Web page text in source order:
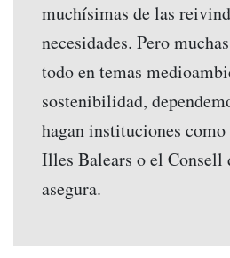
muchísimas de las
necesidades. Pero
todo en temas
sostenibilidad,
hagan instituciones
Illes Balears o el Consell
asegura.